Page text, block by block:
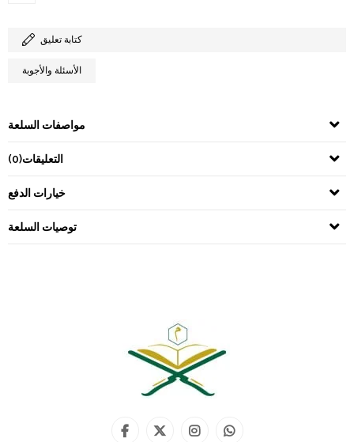
كتابة تعليق
الأسئلة والأجوبة
مواصفات السلعة
التعليقات(0)
خيارات الدفع
توصيات السلعة